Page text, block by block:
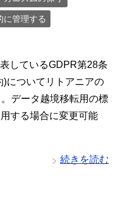
に管理する
しているGDPR第28条
についてリトアニアの
データ越境移転用の標
する場合に変更可能
続きを読む